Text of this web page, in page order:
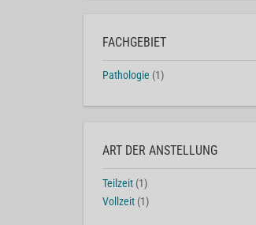
FACHGEBIET
Pathologie (1)
ART DER ANSTELLUNG
Teilzeit (1)
Vollzeit (1)